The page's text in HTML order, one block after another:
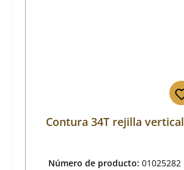
Contura 34T rejilla vertical
Número de producto: 01025282